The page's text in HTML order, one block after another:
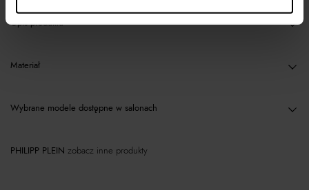
Opis produktu
Materiał
Wybrane modele dostępne w salonach
PHILIPP PLEIN zobacz inne produkty